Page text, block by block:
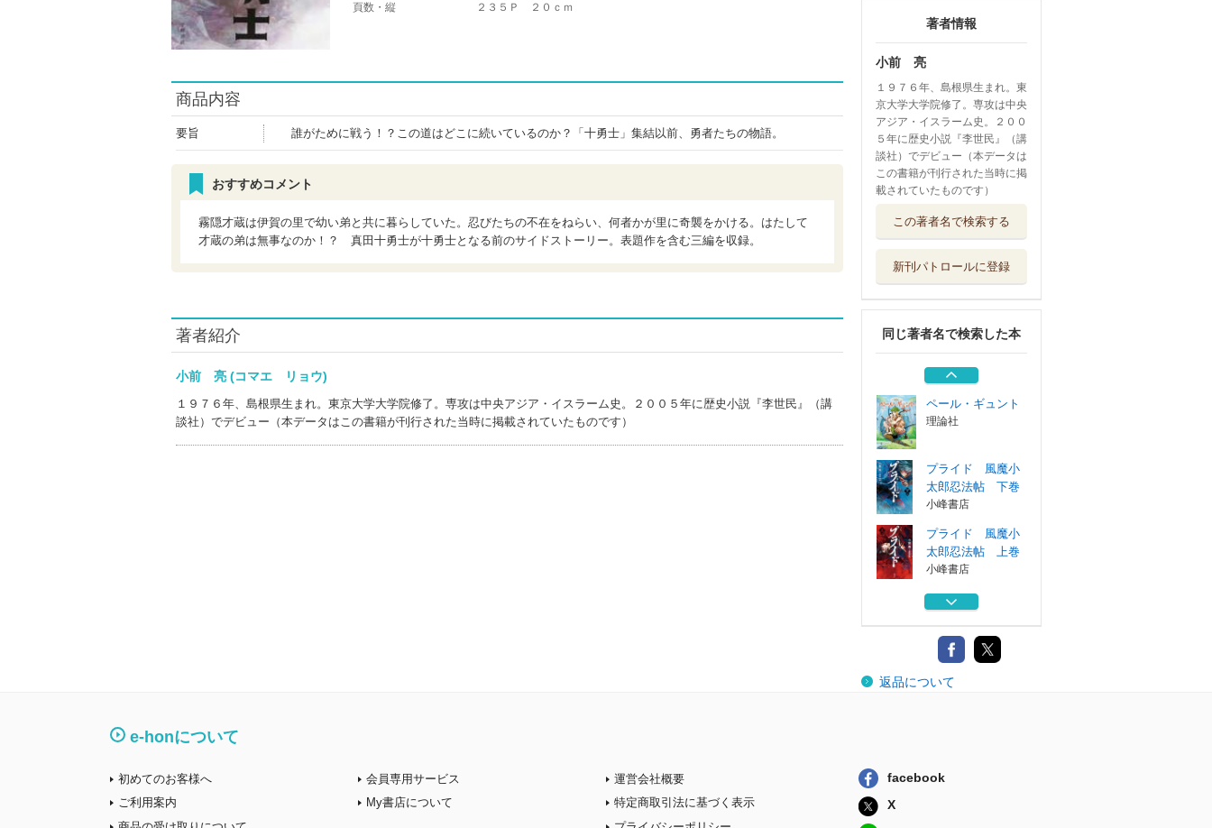
頁数・縦
２３５Ｐ ２０ｃｍ
商品内容
要旨 誰がために戦う！？この道はどこに続いているのか？「十勇士」集結以前、勇者たちの物語。
おすすめコメント
霧隠才蔵は伊賀の里で幼い弟と共に暮らしていた。忍びたちの不在をねらい、何者かが里に奇襲をかける。はたして
才蔵の弟は無事なのか！？ 真田十勇士が十勇士となる前のサイドストーリー。表題作を含む三編を収録。
著者紹介
小前 亮 (コマエ リョウ)
１９７６年、島根県生まれ。東京大学大学院修了。専攻は中央アジア・イスラーム史。２００５年に歴史小説『李世民』（講
談社）でデビュー（本データはこの書籍が刊行された当時に掲載されていたものです）
著者情報
小前 亮
１９７６年、島根県生まれ。東
京大学大学院修了。専攻は中央
アジア・イスラーム史。２００
５年に歴史小説『李世民』（講
談社）でデビュー（本データは
この書籍が刊行された当時に掲
載されていたものです）
この著者名で検索する
新刊パトロールに登録
同じ著者名で検索した本
太郎忍法帖 上巻
小泉八雲と怪奇バ
理論社
壬申の乱 帝位は
どちらの皇子に？
理論社
ペール・ギュント
理論社
プライド 風魔小
太郎忍法帖 下巻
小峰書店
プライド 風魔小
太郎忍法帖 上巻
小峰書店
小泉八雲と怪奇バ
理論社
壬申の乱 帝位は
どちらの皇子に？
返品について
e-honについて
初めてのお客様へ
ご利用案内
会員専用サービス
My書店について
運営会社概要
特定商取引法に基づく表示
facebook
X